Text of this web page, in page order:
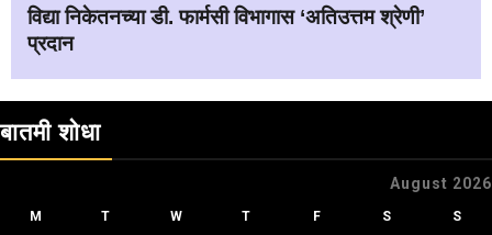
विद्या निकेतनच्या डी. फार्मसी विभागास ‘अतिउत्तम श्रेणी’
प्रदान
बातमी शोधा
August 2026
M T W T F S S